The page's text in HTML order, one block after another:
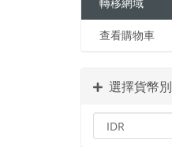
轉移網域
查看購物車
選擇貨幣別